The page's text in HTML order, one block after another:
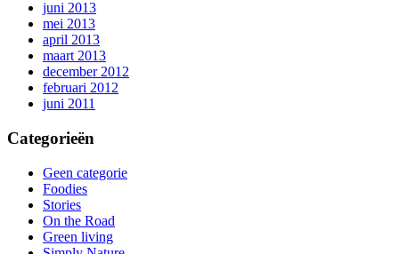
juni 2013
mei 2013
april 2013
maart 2013
december 2012
februari 2012
juni 2011
Categorieën
Geen categorie
Foodies
Stories
On the Road
Green living